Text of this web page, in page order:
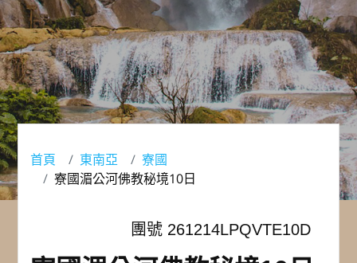
首頁 東南亞
寮國
寮國湄公河佛教秘境10日
團號 261214LPQVTE10D